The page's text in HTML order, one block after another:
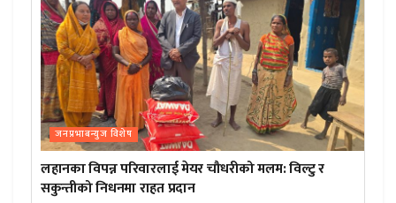
जनप्रभाबन्युज विशेष
लहानका विपन्न परिवारलाई मेयर चौधरीको मलम: विल्टु र
सकुन्तीको निधनमा राहत प्रदान